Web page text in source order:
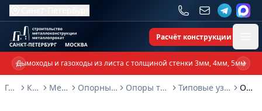
Расчёт конструкции
Дымоходы и газоходы из листа с толщиной стенки 3мм, 4мм, 5мм
Previous slide
Главная
Каталог Металлоконструкции Опорные металлоконструкции и изделия Опоры трубопроводов и металлоконструкции Типовые узлы крепления трубопроводов серия 5.908-1 Опоры АПЭ 1402.0